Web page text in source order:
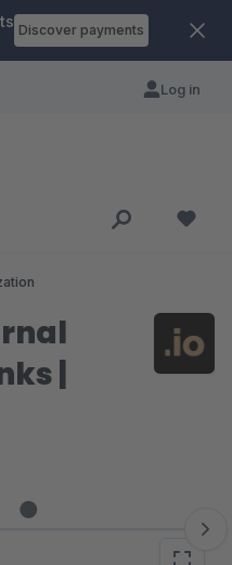
Discover payments
Log in
|